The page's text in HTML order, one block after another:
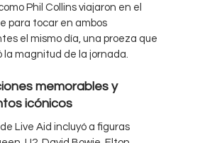
Phil Collins viajaron en el
para tocar en ambos
el mismo día, una proeza que
la magnitud de la jornada.
memorables y
icónicos
Live Aid incluyó a figuras